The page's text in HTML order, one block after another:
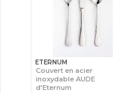
ETERNUM
Couvert en acier
inoxydable AUDE
d'Eternum